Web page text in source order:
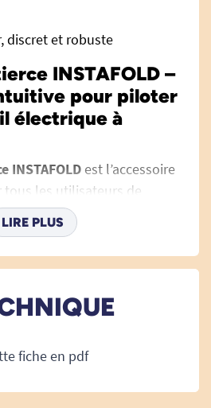
discret et robuste
INSTAFOLD –
pour piloter
électrique à
INSTAFOLD est l’accessoire
les utilisateurs de
souhaitant offrir à un
de guider et piloter
Spécialement conçue
l’assistance lors de tous
ce soit en intérieur ou en
simplifiées font de cette
LIRE PLUS
fiche en pdf